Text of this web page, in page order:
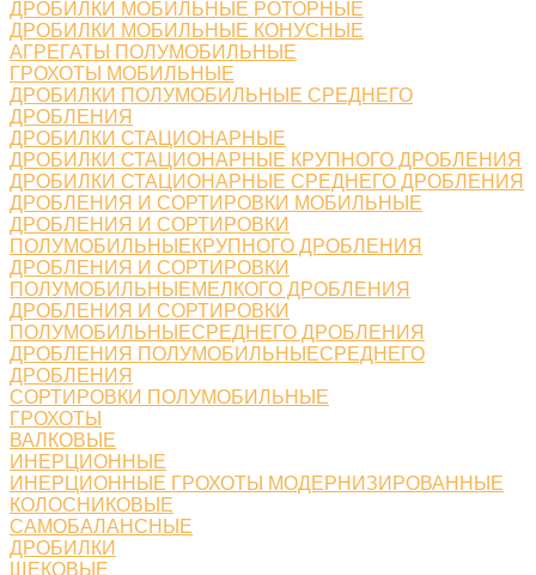
ДРОБИЛКИ МОБИЛЬНЫЕ РОТОРНЫЕ
ДРОБИЛКИ МОБИЛЬНЫЕ КОНУСНЫЕ
АГРЕГАТЫ ПОЛУМОБИЛЬНЫЕ
ГРОХОТЫ МОБИЛЬНЫЕ
ДРОБИЛКИ ПОЛУМОБИЛЬНЫЕ СРЕДНЕГО
ДРОБЛЕНИЯ
ДРОБИЛКИ СТАЦИОНАРНЫЕ
ДРОБИЛКИ СТАЦИОНАРНЫЕ КРУПНОГО ДРОБЛЕНИЯ
ДРОБИЛКИ СТАЦИОНАРНЫЕ СРЕДНЕГО ДРОБЛЕНИЯ
ДРОБЛЕНИЯ И СОРТИРОВКИ МОБИЛЬНЫЕ
ДРОБЛЕНИЯ И СОРТИРОВКИ
ПОЛУМОБИЛЬНЫЕКРУПНОГО ДРОБЛЕНИЯ
ДРОБЛЕНИЯ И СОРТИРОВКИ
ПОЛУМОБИЛЬНЫЕМЕЛКОГО ДРОБЛЕНИЯ
ДРОБЛЕНИЯ И СОРТИРОВКИ
ПОЛУМОБИЛЬНЫЕСРЕДНЕГО ДРОБЛЕНИЯ
ДРОБЛЕНИЯ ПОЛУМОБИЛЬНЫЕСРЕДНЕГО
ДРОБЛЕНИЯ
СОРТИРОВКИ ПОЛУМОБИЛЬНЫЕ
ГРОХОТЫ
ВАЛКОВЫЕ
ИНЕРЦИОННЫЕ
ИНЕРЦИОННЫЕ ГРОХОТЫ МОДЕРНИЗИРОВАННЫЕ
КОЛОСНИКОВЫЕ
САМОБАЛАНСНЫЕ
ДРОБИЛКИ
ЩЕКОВЫЕ